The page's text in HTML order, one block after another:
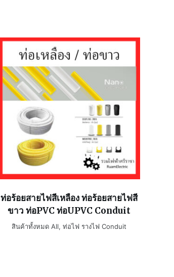
ท่อร้อยสายไฟสีเหลือง ท่อร้อยสายไฟสี
ขาว ท่อPVC ท่อUPVC Conduit
สินค้าทั้งหมด All,ท่อไฟ รางไฟ Conduit